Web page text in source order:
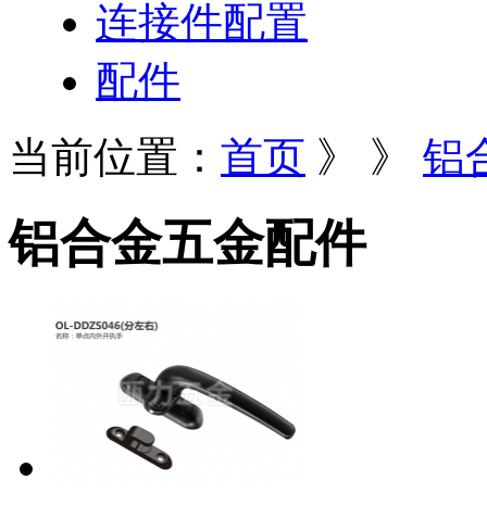
连接件配置
配件
当前位置： 首页 》 》 铝
铝合金五金配件